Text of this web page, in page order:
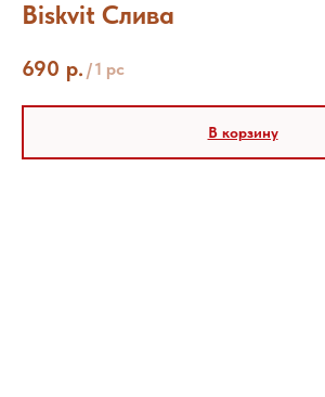
Biskvit Слива
690 р. /1 pc
В корзину